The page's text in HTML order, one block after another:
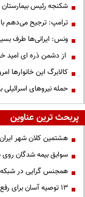
شکنجه رئیس
ترامپ: ترجیح می‌دهم با
ونس: ایرانی‌ها طرف
از دشمن ذره ای امید
کالابرگ این خانوارها
حمله نیروهای
پربحث ترین عناوین
هشتمین کلان شهر
سوابق بیمه شدگان
همجنس گرایی در
13 توصیه آسان برای رفع بوی بد دهان